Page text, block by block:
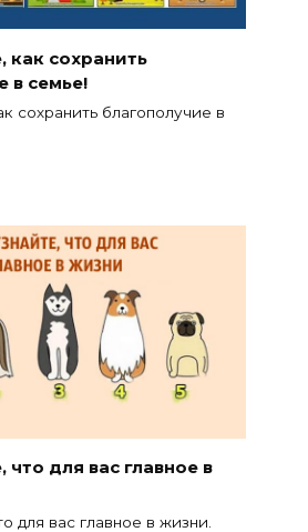
как сохранить
в семье!
сохранить благополучие в
что для вас главное в
для вас главное в жизни.